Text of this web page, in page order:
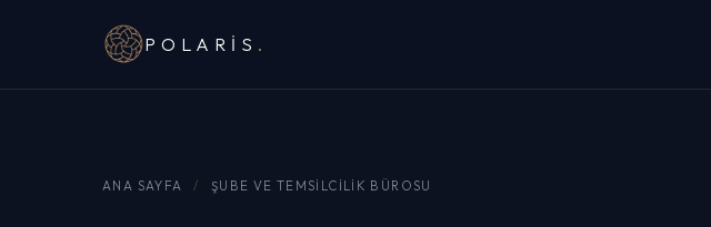
POLARIS .
ANA SAYFA / ŞUBE VE TEMSILCILIK BÜROSU